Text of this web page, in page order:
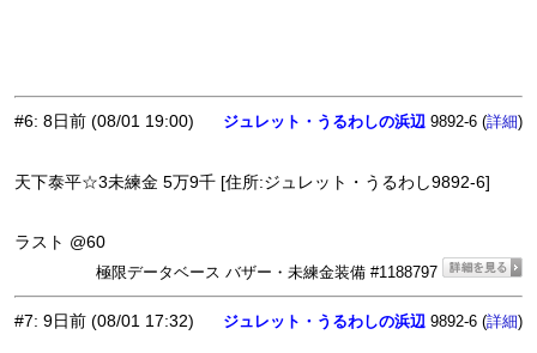
#6: 8日前 (08/01 19:00) ジュレット・うるわしの浜辺 9892-6 (詳細)
天下泰平☆3未練金 5万9千 [住所:ジュレット・うるわし9892-6]
ラスト @60
極限データベース バザー・未練金装備 #1188797
#7: 9日前 (08/01 17:32) ジュレット・うるわしの浜辺 9892-6 (詳細)